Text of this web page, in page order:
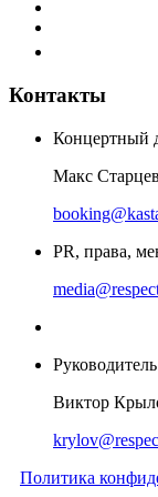
Контакты
Концертный
Макс Старцев
PR, права,
Виктор
Политика